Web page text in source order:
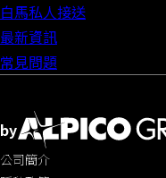
白馬私人接送
最新資訊
常見問題
by
公司簡介